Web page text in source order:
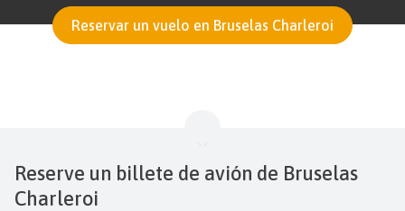
Reservar un vuelo en Bruselas Charleroi
Reserve un billete de avión de Bruselas
Charleroi